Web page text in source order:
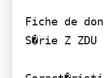
Fiche de
S�rie Z ZDU